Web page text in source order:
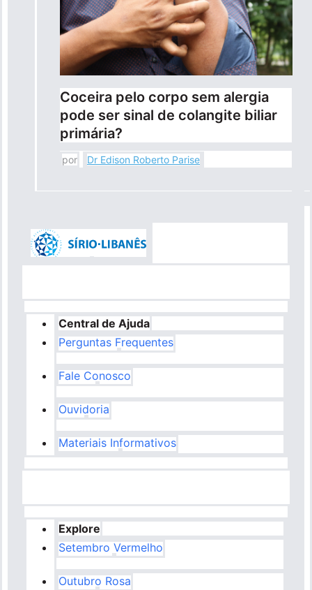
Coceira pelo corpo sem alergia
pode ser sinal de colangite biliar
primária?
por Dr Edison Roberto Parise
Central de Ajuda
Perguntas Frequentes
Fale Conosco
Ouvidoria
Materiais Informativos
Explore
Setembro Vermelho
Outubro Rosa